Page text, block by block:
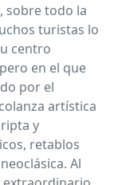
sobre todo la
turistas lo
centro
en el que
por el
artística
y
retablos
Al